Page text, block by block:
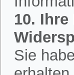
10.
Sie